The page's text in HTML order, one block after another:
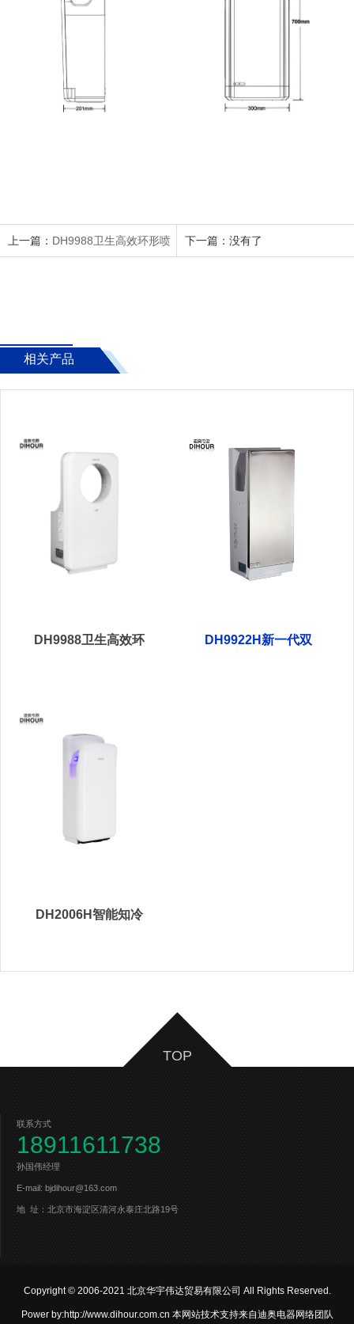
上一篇： DH9988卫生高效环形喷 下一篇：没有了
相关产品
DH9988卫生高效环 DH9922H新一代双
DH2006H智能知冷
TOP
联系方式
18911611738
孙国伟经理
E-mail: bjdihour@163.com
地 址：北京市海淀区清河永泰庄北路19号
Copyright © 2006-2021 北京华宇伟达贸易有限公司 All Rights Reserved.
Power by:http://www.dihour.com.cn 本网站技术支持来自迪奥电器网络团队